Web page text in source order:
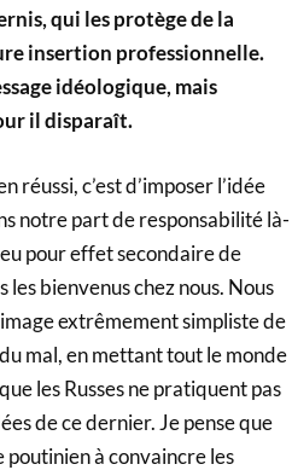
qui les protège de la
insertion professionnelle.
idéologique, mais
il disparaît.
c’est d’imposer l’idée
notre part de responsabilité là-
pour effet secondaire de
les bienvenus chez nous. Nous
extrêmement simpliste de
mal, en mettant tout le monde
les Russes ne pratiquent pas
de ce dernier. Je pense que
à convaincre les